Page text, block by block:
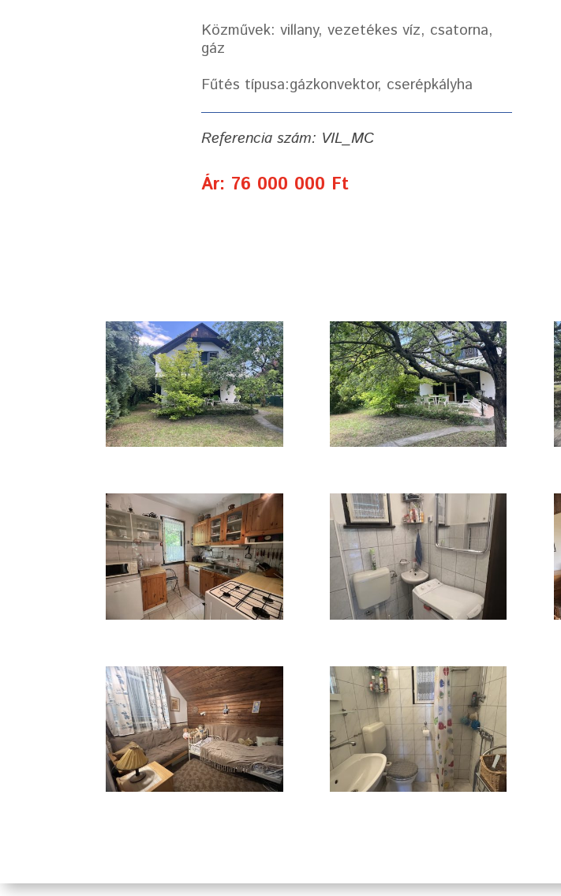
Közművek: villany, vezetékes víz, csatorna,
gáz
Fűtés típusa:gázkonvektor, cserépkályha
Referencia szám: VIL_MC
Ár: 76 000 000 Ft